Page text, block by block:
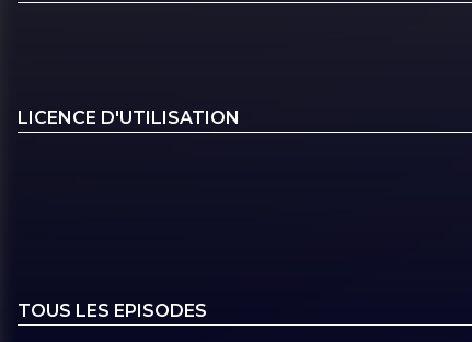
LICENCE D'UTILISATION
TOUS LES EPISODES